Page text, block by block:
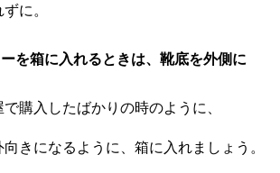
に。
を箱に入れるときは、靴底を外側に
購入したばかりの時のように、
きになるように、箱に入れましょう。